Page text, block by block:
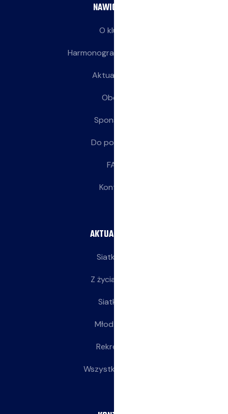
NAWIGACJA
O klubie
Harmonogram treningów
Aktualności
Obozy
Sponsorzy
Do pobrania
FAQ
Kontakt
AKTUALNOŚCI
Siatkarze
Z życia klubu
Siatkarki
Młodziczki
Rekreacja
Wszystkie wpisy